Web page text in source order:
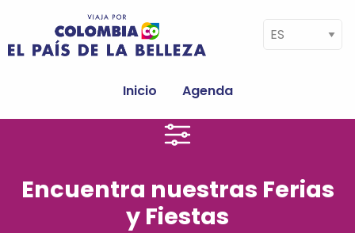
Inicio Agenda
Select your language
Encuentra nuestras Ferias
y Fiestas